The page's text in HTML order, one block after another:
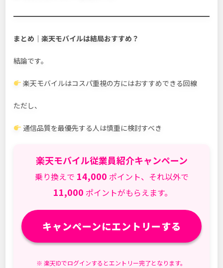
まとめ｜楽天モバイルは結局おすすめ？
結論です。
楽天モバイルはコスパ重視の方にはおすすめできる回線
ただし、
通信品質を最優先する人は慎重に検討すべき
楽天モバイル従業員紹介キャンペーン
乗り換えで 14,000 ポイント、それ以外で
11,000 ポイントがもらえます。
キャンペーンにエントリーする
※ 楽天IDでログインするとエントリー完了となります。